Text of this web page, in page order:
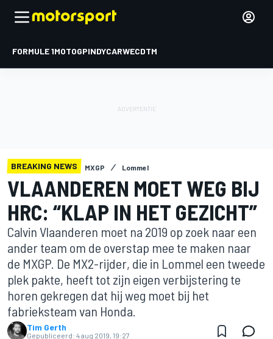
FORMULE 1MOTOGPINDYCARWECDTM
BREAKING NEWS MXGP Lommel
VLAANDEREN MOET WEG BIJ
HRC: “KLAP IN HET GEZICHT”
Calvin Vlaanderen moet na 2019 op zoek naar een
ander team om de overstap mee te maken naar
de MXGP. De MX2-rijder, die in Lommel een tweede
plek pakte, heeft tot zijn eigen verbijstering te
horen gekregen dat hij weg moet bij het
fabrieksteam van Honda.
Tim Gerth
Gepubliceerd: 4 aug 2019, 19:27